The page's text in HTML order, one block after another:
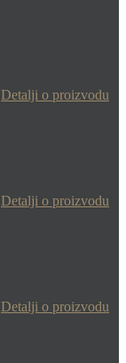
Detalji o proizvodu
Detalji o proizvodu
Detalji o proizvodu